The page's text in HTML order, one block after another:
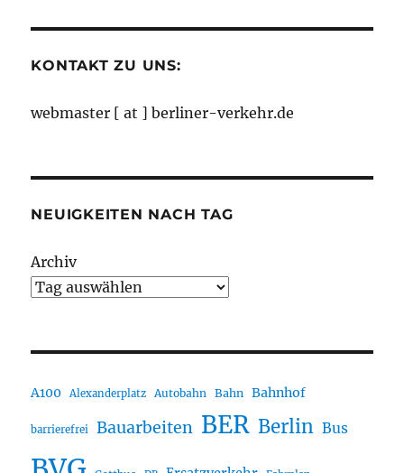
KONTAKT ZU UNS:
webmaster [ at ] berliner-verkehr.de
NEUIGKEITEN NACH TAG
Archiv
A100 Alexanderplatz Autobahn Bahn Bahnhof
barrierefrei Bauarbeiten BER Berlin Bus